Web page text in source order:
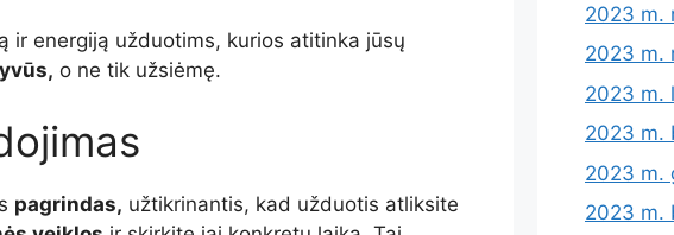
ir energiją užduotims, kurios atitinka jūsų
o ne tik užsiėmę.
pagrindas, užtikrinantis, kad užduotis atliksite
2023 m.
2023 m.
2023 m.
2023 m.
2023 m.
2023 m.